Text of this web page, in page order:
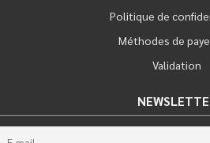
Politique de
Méthodes de
Validation